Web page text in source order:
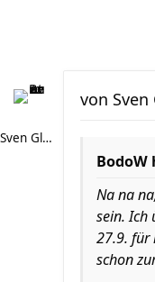
Sven Glückspilz
von
BodoW
Na na
sein. Ich
27.9. für
schon